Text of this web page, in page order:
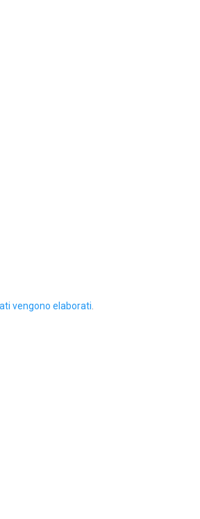
vengono elaborati